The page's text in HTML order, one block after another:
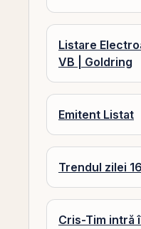
Listare
VB | Goldring
Emitent Listat
Trendul zilei
Cris-Tim intră